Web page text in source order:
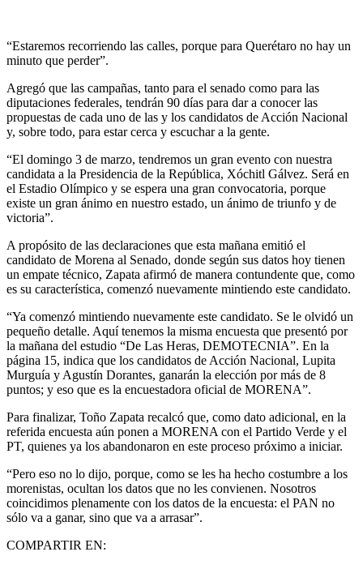
“Estaremos recorriendo las calles, porque para Querétaro no hay un
minuto que perder”.
Agregó que las campañas, tanto para el senado como para las
diputaciones federales, tendrán 90 días para dar a conocer las
propuestas de cada uno de las y los candidatos de Acción Nacional
y, sobre todo, para estar cerca y escuchar a la gente.
“El domingo 3 de marzo, tendremos un gran evento con nuestra
candidata a la Presidencia de la República, Xóchitl Gálvez. Será en
el Estadio Olímpico y se espera una gran convocatoria, porque
existe un gran ánimo en nuestro estado, un ánimo de triunfo y de
victoria”.
A propósito de las declaraciones que esta mañana emitió el
candidato de Morena al Senado, donde según sus datos hoy tienen
un empate técnico, Zapata afirmó de manera contundente que, como
es su característica, comenzó nuevamente mintiendo este candidato.
“Ya comenzó mintiendo nuevamente este candidato. Se le olvidó un
pequeño detalle. Aquí tenemos la misma encuesta que presentó por
la mañana del estudio “De Las Heras, DEMOTECNIA”. En la
página 15, indica que los candidatos de Acción Nacional, Lupita
Murguía y Agustín Dorantes, ganarán la elección por más de 8
puntos; y eso que es la encuestadora oficial de MORENA”.
Para finalizar, Toño Zapata recalcó que, como dato adicional, en la
referida encuesta aún ponen a MORENA con el Partido Verde y el
PT, quienes ya los abandonaron en este proceso próximo a iniciar.
“Pero eso no lo dijo, porque, como se les ha hecho costumbre a los
morenistas, ocultan los datos que no les convienen. Nosotros
coincidimos plenamente con los datos de la encuesta: el PAN no
sólo va a ganar, sino que va a arrasar”.
COMPARTIR EN: